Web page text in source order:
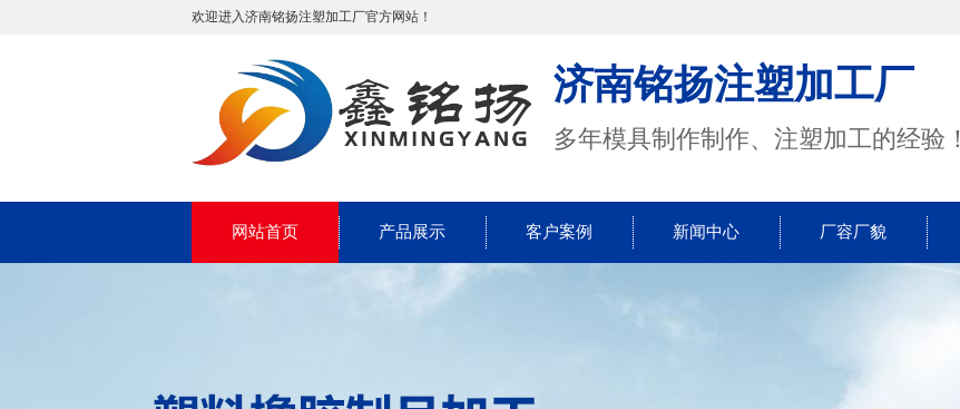
欢迎进入济南铭扬注塑加工厂官方网站！
济南铭扬注塑加工厂
多年模具制作制作、注塑加工的经验！
网站首页 产品展示 客户案例 新闻中心 厂容厂貌